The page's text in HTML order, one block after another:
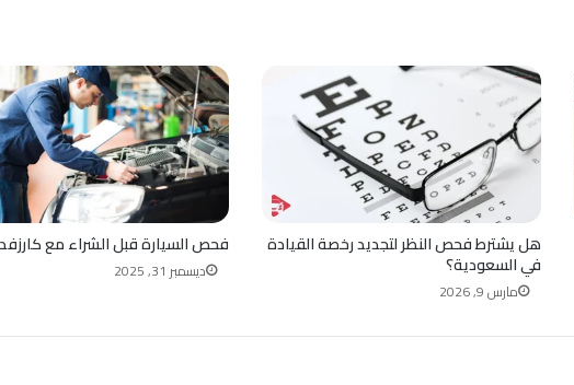
فحص السيارة قبل الشراء مع كارزفد
ديسمبر 31, 2025
هل يشترط فحص النظر لتجديد رخصة القيادة
في السعودية؟
مارس 9, 2026